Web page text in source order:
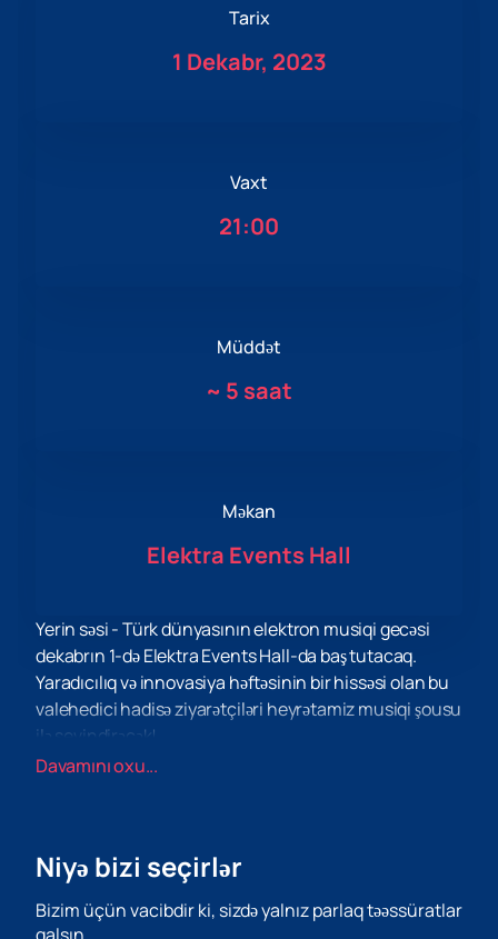
Tarix
1 Dekabr, 2023
Vaxt
21:00
Müddət
~ 5 saat
Məkan
Elektra Events Hall
Yerin səsi - Türk dünyasının elektron musiqi gecəsi
dekabrın 1-də Elektra Events Hall-da baş tutacaq.
Yaradıcılıq və innovasiya həftəsinin bir hissəsi olan bu
valehedici hadisə ziyarətçiləri heyrətamiz musiqi şousu
ilə sevindirəcək!
Axşam boyu siz türk dünyasının istedadlı sənətçilərinin
yaradacaqlar. Həqiqi emosiya dalğasını yaşamağa
Səslər və ritm dünyasına qərq olmaq istəyirsiniz?
Davamını oxu...
Niyə bizi seçirlər
Bizim üçün vacibdir ki, sizdə yalnız parlaq təəssüratlar